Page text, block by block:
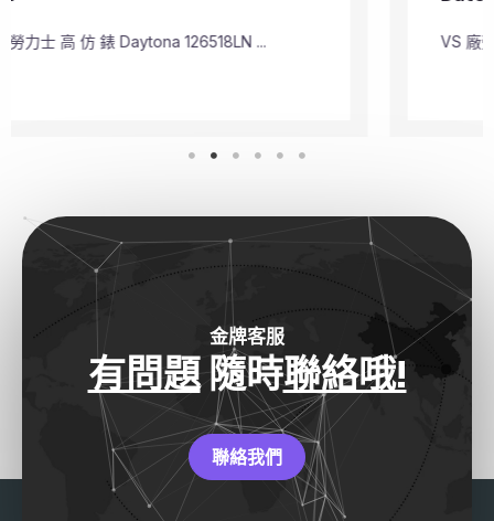
VS 廠勞力士 頂級 復刻 錶 Submariner Dat ...
金牌客服
有問題隨時聯絡哦!
聯絡我們